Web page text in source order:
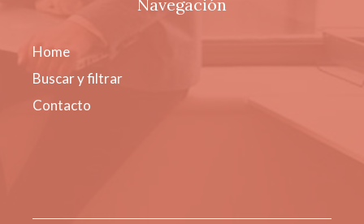
Navegación
Home
Buscar y filtrar
Contacto